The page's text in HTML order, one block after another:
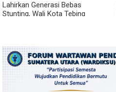
Lahirkan Generasi Bebas
Stunting, Wali Kota Tebing